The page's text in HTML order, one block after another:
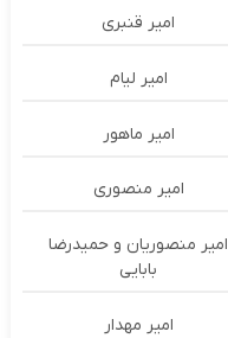
امیر قنبری
امیر لیام
امیر ماهور
امیر منصوری
امیر منصوریان و حمیدرضا
بابایی
امیر مهدار